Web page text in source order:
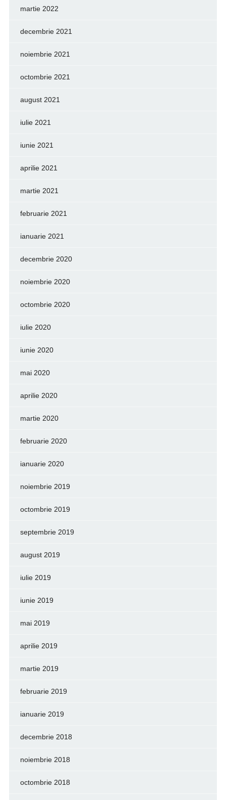
martie 2022
decembrie 2021
noiembrie 2021
octombrie 2021
august 2021
iulie 2021
iunie 2021
aprilie 2021
martie 2021
februarie 2021
ianuarie 2021
decembrie 2020
noiembrie 2020
octombrie 2020
iulie 2020
iunie 2020
mai 2020
aprilie 2020
martie 2020
februarie 2020
ianuarie 2020
noiembrie 2019
octombrie 2019
septembrie 2019
august 2019
iulie 2019
iunie 2019
mai 2019
aprilie 2019
martie 2019
februarie 2019
ianuarie 2019
decembrie 2018
noiembrie 2018
octombrie 2018